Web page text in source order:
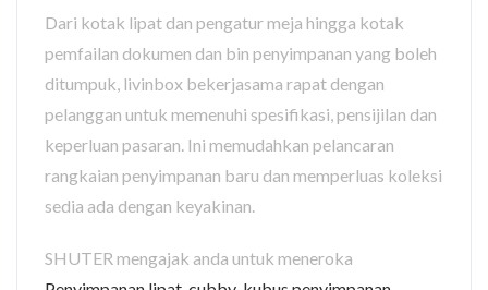
Dari kotak lipat dan pengatur meja hingga kotak
pemfailan dokumen dan bin penyimpanan yang boleh
ditumpuk, livinbox bekerjasama rapat dengan
pelanggan untuk memenuhi spesifikasi, pensijilan dan
keperluan pasaran. Ini memudahkan pelancaran
rangkaian penyimpanan baru dan memperluas koleksi
sedia ada dengan keyakinan.
SHUTER mengajak anda untuk meneroka